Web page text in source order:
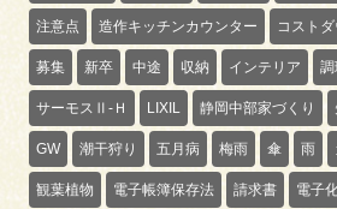
注意点 造作キッチンカウンター コスト
募集 新卒 中途 収納 インテリア
サーモスⅡ-Ｈ LIXIL 静岡中部家づくり
GW 潮干狩り 五月病 梅雨 傘 雨
観葉植物 電子帳簿保存法 請求書 電子